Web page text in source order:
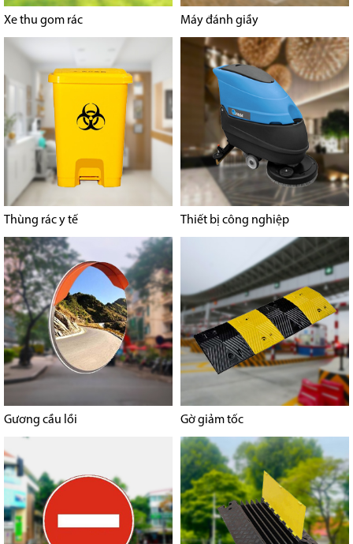
Xe thu gom rác Máy đánh giầy
Thùng rác y tế Thiết bị công nghiệp
Gương cầu lồi Gờ giảm tốc